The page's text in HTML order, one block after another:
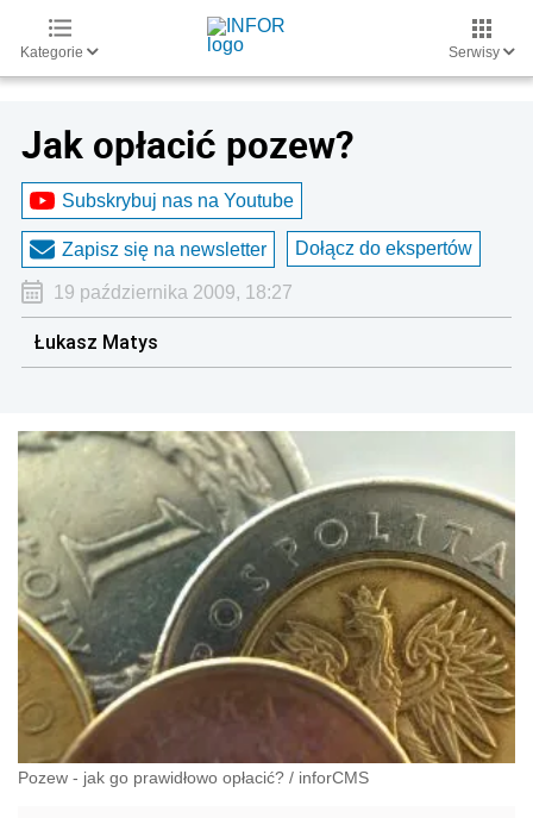
Kategorie Serwisy
Jak opłacić pozew?
Subskrybuj nas na Youtube
Zapisz się na newsletter Dołącz do ekspertów
19 października 2009, 18:27
Łukasz Matys
Pozew - jak go prawidłowo opłacić? / inforCMS